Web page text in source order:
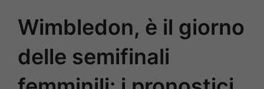
Wimbledon, è il giorno
delle semifinali